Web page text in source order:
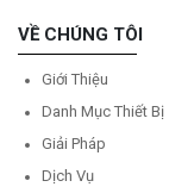
VỀ CHÚNG TÔI
Giới Thiệu
Danh Mục Thiết Bị
Giải Pháp
Dịch Vụ